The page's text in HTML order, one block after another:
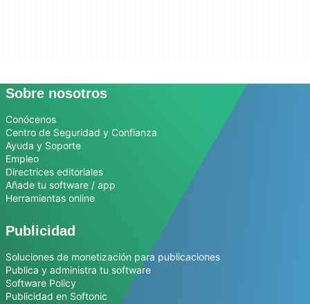
Sobre nosotros
Conócenos
Centro de Seguridad y Confianza
Ayuda y Soporte
Empleo
Directrices editoriales
Añade tu software / app
Herramientas online
Publicidad
Soluciones de monetización para publicaciones
Publica y administra tu software
Software Policy
Publicidad en Softonic